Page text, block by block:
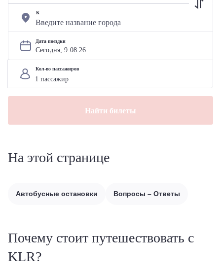
К
Дата поездки
Сегодня, 9.08.26
Кол-во пассажиров
Найти билеты
На этой странице
Автобусные остановки Вопросы – Ответы
Почему стоит путешествовать с
KLR?